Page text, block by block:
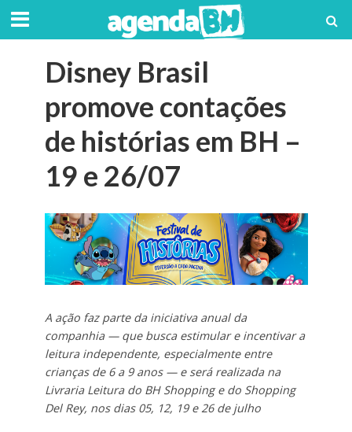
Disney Brasil
promove contações
de histórias em BH –
19 e 26/07
A ação faz parte da iniciativa anual da
companhia — que busca estimular e incentivar a
leitura independente, especialmente entre
crianças de 6 a 9 anos — e será realizada na
Livraria Leitura do BH Shopping e do Shopping
Del Rey, nos dias 05, 12, 19 e 26 de julho